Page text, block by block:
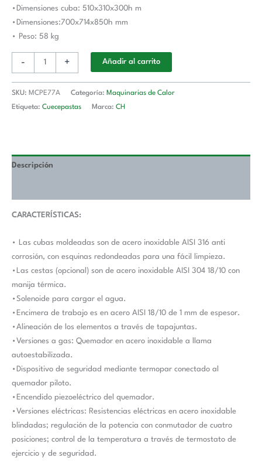
•Dimensiones cuba: 510x310x300h m
•Dimensiones:700x714x850h mm
• Peso: 58 kg
- + Añadir al carrito
SKU: MCPE77A Categoría: Maquinarias de Calor
Etiqueta: Cuecepastas Marca: CH
Descripción
CARACTERÍSTICAS:
• Las cubas moldeadas son de acero inoxidable AISI 316 anti
corrosión, con esquinas redondeadas para una fácil limpieza.
•Las cestas (opcional) son de acero inoxidable AISI 304 18/10 con
manija térmica.
•Solenoide para cargar el agua.
•Encimera de trabajo es en acero AISI 18/10 de 1 mm de espesor.
•Alineación de los elementos a través de tapajuntas.
•Versiones a gas: Quemador en acero inoxidable a llama
autoestabilizada.
•Dispositivo de seguridad mediante termopar conectado al
quemador piloto.
•Encendido piezoeléctrico del quemador.
•Versiones eléctricas: Resistencias eléctricas en acero inoxidable
blindadas; regulación de la potencia con conmutador de cuatro
posiciones; control de la temperatura a través de termostato de
ejercicio y de seguridad.